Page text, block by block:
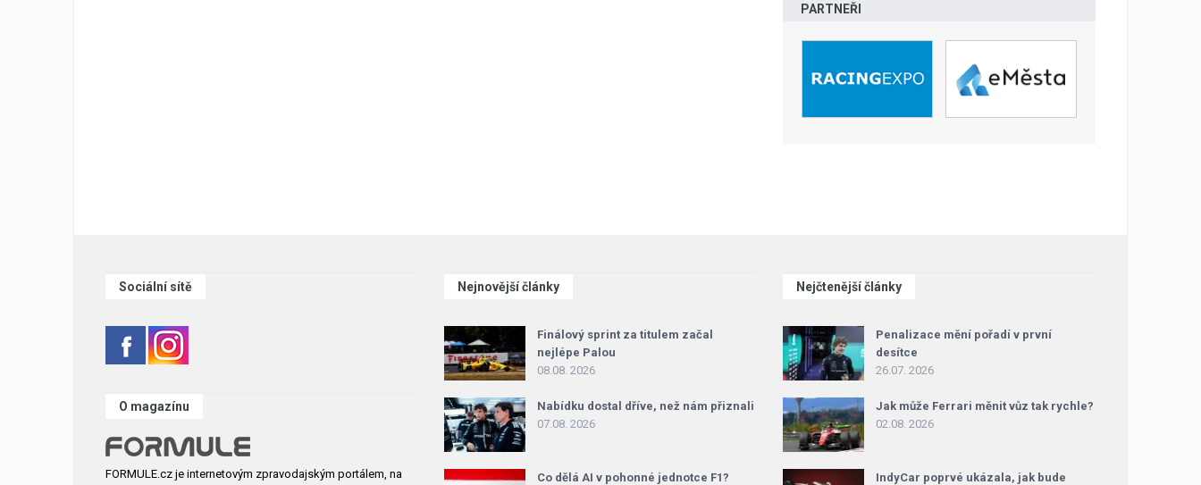
PARTNEŘI
Sociální sítě
O magazínu
FORMULE.cz je internetovým zpravodajským portálem, na
Nejnovější články
Finálový sprint za titulem začal
nejlépe Palou
08.08. 2026
Nabídku dostal dříve, než nám přiznali
07.08. 2026
Co dělá AI v pohonné jednotce F1?
Nejčtenější články
Penalizace mění pořadí v první
desítce
26.07. 2026
Jak může Ferrari měnit vůz tak rychle?
02.08. 2026
IndyCar poprvé ukázala, jak bude